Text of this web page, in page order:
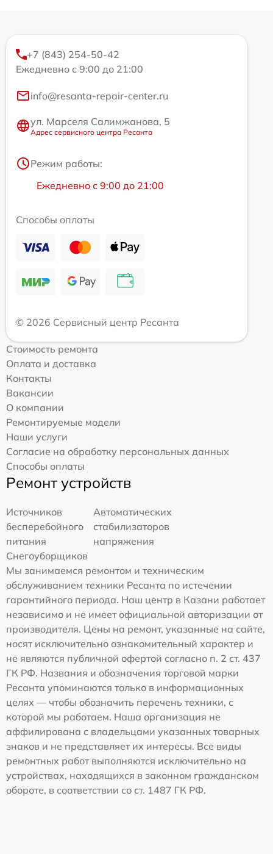
+7 (843) 254-50-42
Ежедневно с 9:00 до 21:00
info@resanta-repair-center.ru
ул. Марселя Салимжанова, 5
Адрес сервисного центра Ресанта
Режим работы:
Ежедневно с 9:00 до 21:00
Способы оплаты
© 2026 Сервисный центр Ресанта
Стоимость ремонта
Оплата и доставка
Контакты
Вакансии
О компании
Ремонтируемые модели
Наши услуги
Согласие на обработку персональных данных
Способы оплаты
Ремонт устройств
Источников
бесперебойного
питания
Автоматических
стабилизаторов
напряжения
Снегоуборщиков
Мы занимаемся ремонтом и техническим
обслуживанием техники Ресанта по истечении
гарантийного периода. Наш центр в Казани работает
независимо и не имеет официальной авторизации от
производителя. Цены на ремонт, указанные на сайте,
носят исключительно ознакомительный характер и
не являются публичной офертой согласно п. 2 ст. 437
ГК РФ. Названия и обозначения торговой марки
Ресанта упоминаются только в информационных
целях — чтобы обозначить перечень техники, с
которой мы работаем. Наша организация не
аффилирована с владельцами указанных товарных
знаков и не представляет их интересы. Все виды
ремонтных работ выполняются исключительно на
устройствах, находящихся в законном гражданском
обороте, в соответствии со ст. 1487 ГК РФ.